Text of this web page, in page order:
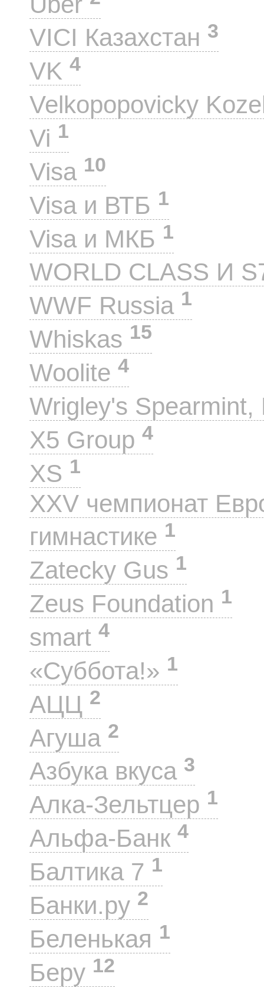
VICI Казахстан 3
VK 4
Velkopopovicky
Vi 1
Visa 10
Visa и ВТБ 1
Visa и МКБ 1
WORLD CLASS И
WWF Russia 1
Whiskas 15
Woolite 4
Wrigley's
X5 Group 4
XS 1
XXV чемпионат
гимнастике 1
Zatecky Gus 1
Zeus Foundation 1
smart 4
«Суббота!» 1
АЦЦ 2
Агуша 2
Азбука вкуса 3
Алка-Зельтцер 1
Альфа-Банк 4
Балтика 7 1
Банки.ру 2
Беленькая 1
Беру 12